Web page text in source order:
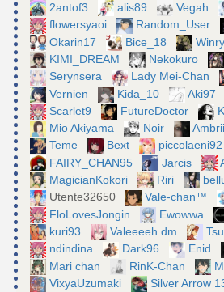
2antof3
alis89 Vegah
flowersyaoi
Random_User
Okarin17
Bice_18
KIMI_DREAM
Nekokuro
Serynsera
Lady Mei-Chan
Vernien
Kida_10 Aki97
Scarlet9
FutureDoctor
Mio Akiyama
Noir
Teme
Bext
piccolaeni92
FAIRY_CHAN95
Jarcis
MagicianKokori
Riri
Utente32650
Vale-chan™
FloLovesJongin
Ewowwa
kuri93
Valeeeeh.dm
ndindina
Dark96 Enid
Mari chan
RinK-Chan
VixyaUzumaki
Silver Arrow